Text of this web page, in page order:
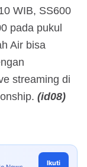
WIB, SS600
pada pukul
Air bisa
streaming di
(id08)
Ikuti